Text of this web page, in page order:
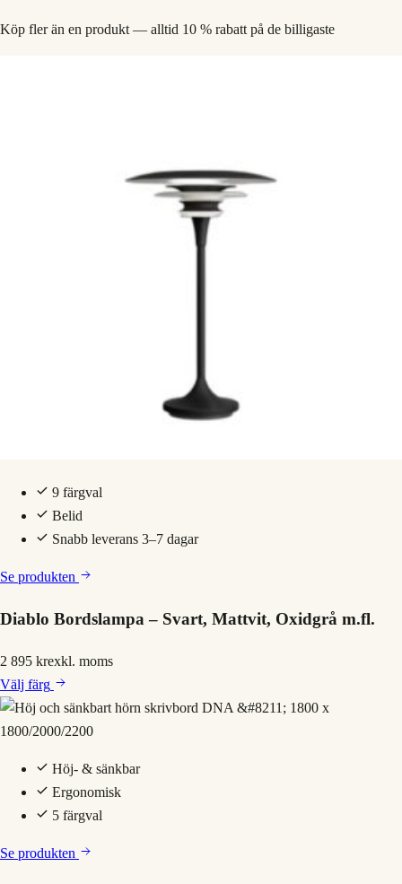
Köp fler än en produkt — alltid 10 % rabatt på de billigaste
9 färgval
Belid
Snabb leverans 3–7 dagar
Se produkten
Diablo Bordslampa – Svart, Mattvit, Oxidgrå m.fl.
2 895 krexkl. moms
Välj färg
Höj- & sänkbar
Ergonomisk
5 färgval
Se produkten